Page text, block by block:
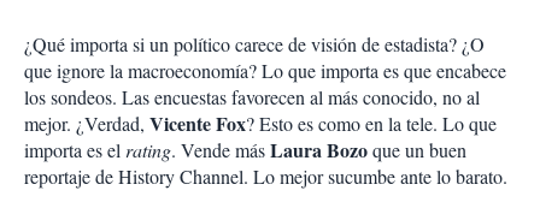
¿Qué importa si un político carece de visión de estadista? ¿O
que ignore la macroeconomía? Lo que importa es que encabece
los sondeos. Las encuestas favorecen al más conocido, no al
mejor. ¿Verdad, Vicente Fox? Esto es como en la tele. Lo que
importa es el rating. Vende másLaura Bozoque un buen
reportaje de History Channel. Lo mejor sucumbe ante lo barato.